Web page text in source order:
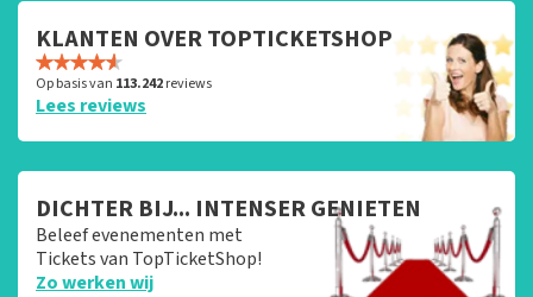
KLANTEN OVER TOPTICKETSHOP
Op basis van 113.242reviews
Lees reviews
DICHTER BIJ... INTENSER GENIETEN
Beleef evenementen met
Tickets van TopTicketShop!
Zo werken wij